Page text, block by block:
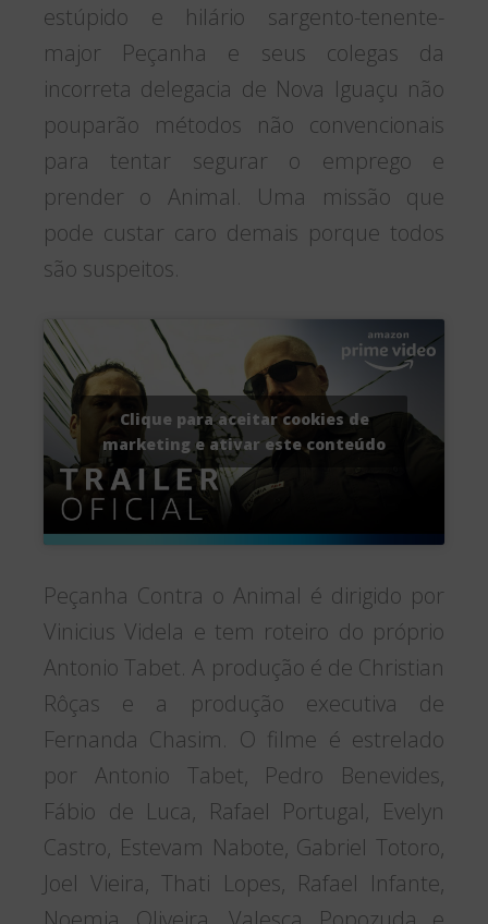
estúpido e hilário sargento-tenente-
major Peçanha e seus colegas da
incorreta delegacia de Nova Iguaçu não
pouparão métodos não convencionais
para tentar segurar o emprego e
prender o Animal. Uma missão que
pode custar caro demais porque todos
são suspeitos.
Clique para aceitar cookies de
marketing e ativar este conteúdo
Peçanha Contra o Animal é dirigido por
Vinicius Videla e tem roteiro do próprio
Antonio Tabet. A produção é de Christian
Rôças e a produção executiva de
Fernanda Chasim. O filme é estrelado
por Antonio Tabet, Pedro Benevides,
Fábio de Luca, Rafael Portugal, Evelyn
Castro, Estevam Nabote, Gabriel Totoro,
Joel Vieira, Thati Lopes, Rafael Infante,